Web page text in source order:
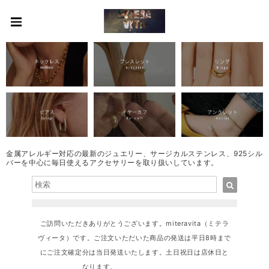
金属アレルギー対応の最新のジュエリー、サージカルステンレス、925シル
バーを中心に毎日使えるアクセサリーを取り扱いしています。
ご訪問いただきありがとうございます。miteravita（ミテラ
ヴィータ）です。ご注文いただいた商品の発送は平日8時まで
にご注文確定分は当日発送いたします。土日祝日は店休日と
なります。